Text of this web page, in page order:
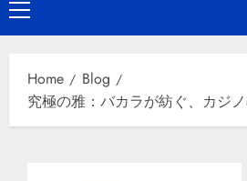
Primary
Menu
Home
Blog
究極の雅：バカラが紡ぐ、カジ